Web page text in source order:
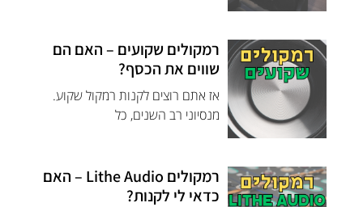
רמקולים שקועים – האם הם
שווים את הכסף?
אז אתם רוצים לקנות רמקול שקוע.
מנסיוני רב השנים, כל
רמקולים Lithe Audio – האם
כדאי לי לקנות?